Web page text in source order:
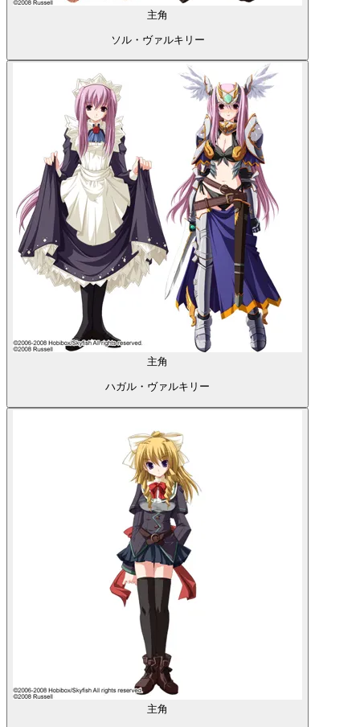
主角
ソル・ヴァルキリー
主角
ハガル・ヴァルキリー
主角